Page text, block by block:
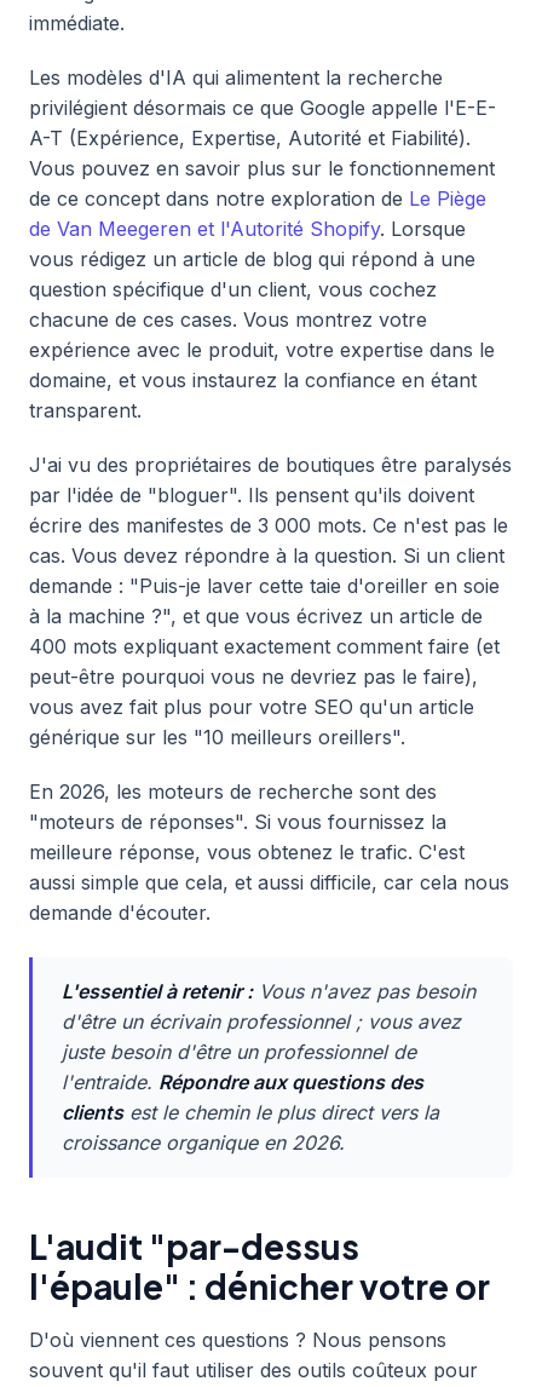
immédiate.
Les modèles d'IA qui alimentent la recherche
privilégient désormais ce que Google appelle l'E-E-
A-T (Expérience, Expertise, Autorité et Fiabilité).
Vous pouvez en savoir plus sur le fonctionnement
de ce concept dans notre exploration de Le Piège
de Van Meegeren et l'Autorité Shopify. Lorsque
vous rédigez un article de blog qui répond à une
question spécifique d'un client, vous cochez
chacune de ces cases. Vous montrez votre
expérience avec le produit, votre expertise dans le
domaine, et vous instaurez la confiance en étant
transparent.
J'ai vu des propriétaires de boutiques être paralysés
par l'idée de "bloguer". Ils pensent qu'ils doivent
écrire des manifestes de 3 000 mots. Ce n'est pas le
cas. Vous devez répondre à la question. Si un client
demande : "Puis-je laver cette taie d'oreiller en soie
à la machine ?", et que vous écrivez un article de
400 mots expliquant exactement comment faire (et
peut-être pourquoi vous ne devriez pas le faire),
vous avez fait plus pour votre SEO qu'un article
générique sur les "10 meilleurs oreillers".
En 2026, les moteurs de recherche sont des
"moteurs de réponses". Si vous fournissez la
meilleure réponse, vous obtenez le trafic. C'est
aussi simple que cela, et aussi difficile, car cela nous
demande d'écouter.
L'essentiel à retenir :Vous n'avez pas besoin
d'être un écrivain professionnel ; vous avez
juste besoin d'être un professionnel de
l'entraide. Répondre aux questions des
clientsest le chemin le plus direct vers la
croissance organique en 2026.
L'audit "par-dessus
l'épaule" : dénicher votre or
D'où viennent ces questions ? Nous pensons
souvent qu'il faut utiliser des outils coûteux pour